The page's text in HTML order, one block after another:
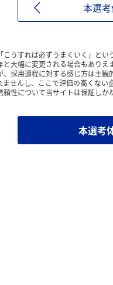
本選
こうすれば必ずうまくいく」と
大幅に変更される場合もありえま
、採用過程に対する感じ方は主
せんし、ここで評価の高くない
性について当サイトは保証し
本選考